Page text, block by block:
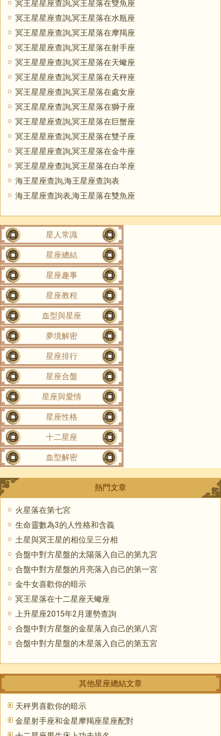
冥王星星座查詢,冥王星落在雙魚座
冥王星星座查詢,冥王星落在水瓶座
冥王星星座查詢,冥王星落在摩羯座
冥王星星座查詢,冥王星落在射手座
冥王星星座查詢,冥王星落在天蠍座
冥王星星座查詢,冥王星落在天秤座
冥王星星座查詢,冥王星落在處女座
冥王星星座查詢,冥王星落在獅子座
冥王星星座查詢,冥王星落在巨蟹座
冥王星星座查詢,冥王星落在雙子座
冥王星星座查詢,冥王星落在金牛座
冥王星星座查詢,冥王星落在白羊座
海王星座查詢,海王星座查詢表
海王星座查詢表,海王星落在雙魚座
星人常識
星座總結
星座趣事
星座教程
血型與星座
夢境解密
星座排行
星座合盤
星座與愛情
星座性格
十二星座
血型解密
熱門文章
火星落在第七宮
生命靈數為3的人性格和含義
土星與冥王星的相位呈三分相
合盤中對方星盤的太陽落入自己的第九宮
合盤中對方星盤的月亮落入自己的第一宮
金牛女喜歡你的暗示
冥王星落在十二星座天蠍座
上升星座2015年2月運勢查詢
合盤中對方星盤的金星落入自己的第八宮
合盤中對方星盤的木星落入自己的第五宮
其他星座總結文章
天秤男喜歡你的暗示
金星射手座和金星摩羯座星座配對